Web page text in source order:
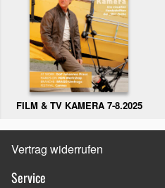
FILM & TV KAMERA 7-8.2025
Vertrag widerrufen
Service